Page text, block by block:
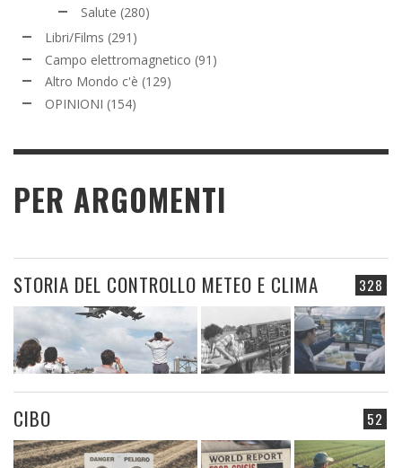
Salute (280)
Libri/Films (291)
Campo elettromagnetico (91)
Altro Mondo c'è (129)
OPINIONI (154)
PER ARGOMENTI
328
STORIA DEL CONTROLLO METEO E CLIMA
52
CIBO